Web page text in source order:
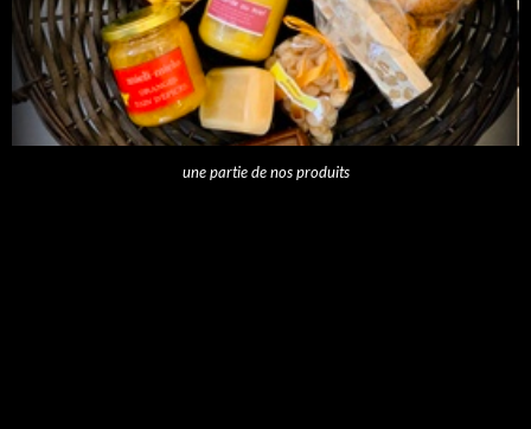
une partie de nos produits